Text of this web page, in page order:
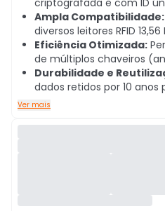
criptografada e com ID
Ampla Compatibilidade:
diversos leitores RFID
Eficiência Otimizada:
de múltiplos chaveiros
Durabilidade e
dados retidos por 10 anos
Ver mais